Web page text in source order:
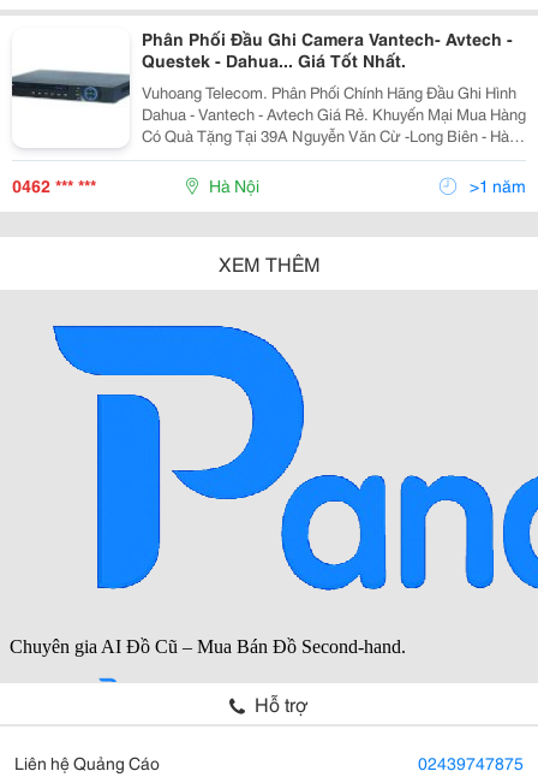
Phân Phối Đầu Ghi Camera Vantech- Avtech -
Questek - Dahua... Giá Tốt Nhất.
Vuhoang Telecom. Phân Phối Chính Hãng Đầu Ghi Hình
Dahua - Vantech - Avtech Giá Rẻ. Khuyến Mại Mua Hàng
Có Quà Tặng Tại 39A Nguyễn Văn Cừ -Long Biên - Hà
Nội. Lh: 04 3273 6666 - 04 3272 6999 - 0989 067 969 -
0918 71 88 11. Đầu Ghi Hì
0462 *** *** Hà Nội >1 năm
XEM THÊM
Hỗ trợ
Liên hệ Quảng Cáo 02439747875